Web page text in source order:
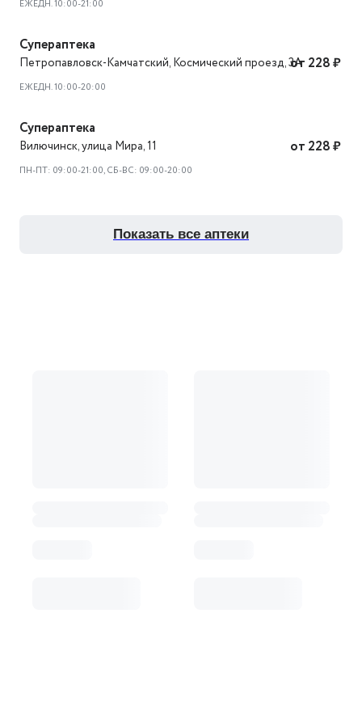
ЕЖЕДН. 10:00-21:00
Супераптека
Петропавловск-Камчатский Космический проезд, 3А
ЕЖЕДН. 10:00-20:00
от 228 ₽
Супераптека
Вилючинск улица Мира, 11
ПН-ПТ: 09:00-21:00, СБ-ВС: 09:00-20:00
от 228 ₽
показать все аптеки